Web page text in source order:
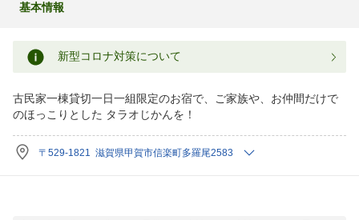
基本情報
新型コロナ対策について
古民家一棟貸切一日一組限定のお宿で、ご家族や、お仲間だけで
のほっこりとした タラオじかんを！
〒529-1821 滋賀県甲賀市信楽町多羅尾2583